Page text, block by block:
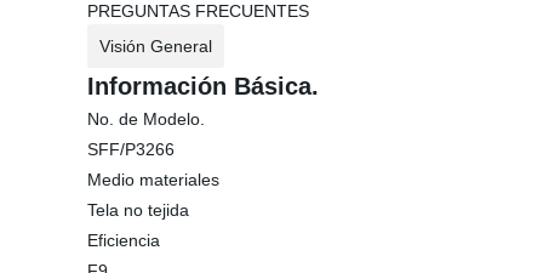
PREGUNTAS FRECUENTES
Visión General
Información Básica.
No. de Modelo.
SFF/P3266
Medio materiales
Tela no tejida
Eficiencia